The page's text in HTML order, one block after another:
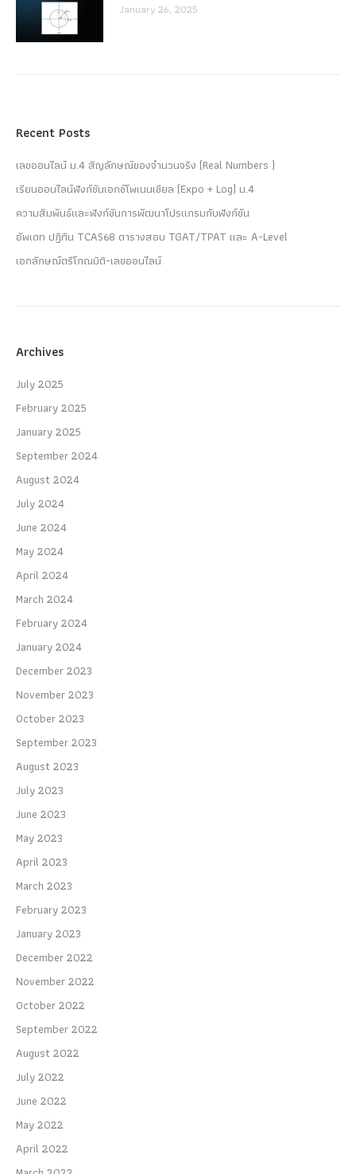
January 26, 2025
Recent Posts
เลขออนไลน์ ม.4 สัญลักษณ์ของจำนวนจริง (Real Numbers )
เรียนออนไลน์ฟังก์ชันเอกซ์โพเนนเชียล (Expo + Log) ม.4
ความสัมพันธ์และฟังก์ชันการพัฒนาโปรแกรมกับฟังก์ชัน
อัพเดท ปฏิทิน TCAS68 ตารางสอบ TGAT/TPAT และ A-Level
เอกลักษณ์ตรีโกณมิติ-เลขออนไลน์
Archives
July 2025
February 2025
January 2025
September 2024
August 2024
July 2024
June 2024
May 2024
April 2024
March 2024
February 2024
January 2024
December 2023
November 2023
October 2023
September 2023
August 2023
July 2023
June 2023
May 2023
April 2023
March 2023
February 2023
January 2023
December 2022
November 2022
October 2022
September 2022
August 2022
July 2022
June 2022
May 2022
April 2022